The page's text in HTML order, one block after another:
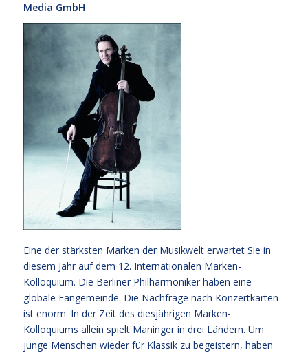
Media GmbH
Eine der stärksten Marken der Musikwelt erwartet Sie in
diesem Jahr auf dem 12. Internationalen Marken-
Kolloquium. Die Berliner Philharmoniker haben eine
globale Fangemeinde. Die Nachfrage nach Konzertkarten
ist enorm. In der Zeit des diesjährigen Marken-
Kolloquiums allein spielt Maninger in drei Ländern. Um
junge Menschen wieder für Klassik zu begeistern, haben